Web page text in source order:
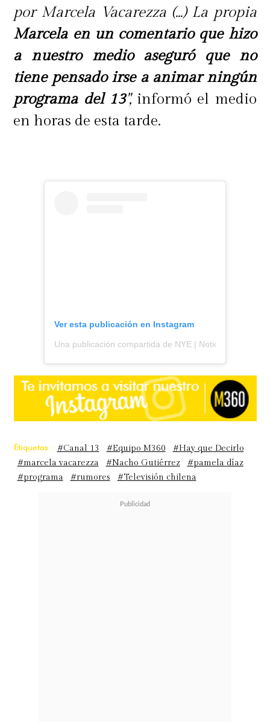
por Marcela Vacarezza (...) La propia
Marcela en un comentario que hizo
a nuestro medio aseguró que no
tiene pensado irse a animar ningún
programa del 13",informó el medio
en horas de esta tarde.
Ver esta publicación en Instagram
Una publicación compartida de NYE | Noticias y
Etiquetas : #Canal 13 #Equipo M360
#Hay que Decirlo
#marcela vacarezza
#Nacho Gutiérrez
#pamela díaz
#programa
#rumores #Televisión chilena